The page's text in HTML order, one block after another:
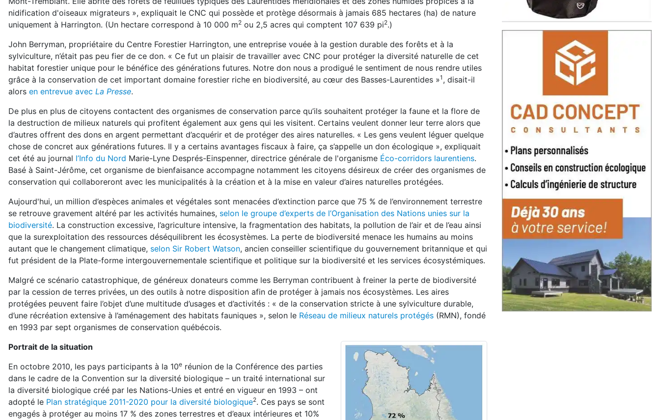
nidification d'oiseaux migrateurs », expliquait le CNC qui possède et protège désormais à jamais 685 hectares (ha) de nature
uniquement à Harrington. (Un hectare correspond à 10 000 m2 ou 2,5 acres qui comptent 107 639 pi2.)
John Berryman, propriétaire du Centre Forestier Harrington, une entreprise vouée à la gestion durable des forêts et à la
sylviculture, n’était pas peu fier de ce don. « Ce fut un plaisir de travailler avec CNC pour protéger la diversité naturelle de cet
habitat forestier unique pour le bénéfice des générations futures. Notre don nous a prodigué le sentiment de nous rendre utiles
grâce à la conservation de cet important domaine forestier riche en biodiversité, au cœur des Basses-Laurentides »1 , disait-il
alors en entrevue avec La Presse.
De plus en plus de citoyens contactent des organismes de conservation parce qu’ils souhaitent protéger la faune et la flore de
la destruction de milieux naturels qui profitent également aux gens qui les visitent. Certains veulent donner leur terre alors que
d’autres offrent des dons en argent permettant d’acquérir et de protéger des aires naturelles. « Les gens veulent léguer quelque
chose de concret aux générations futures. Il y a certains avantages fiscaux à faire, ça s’appelle un don écologique », expliquait
cet été au journal l’Info du Nord Marie-Lyne Després-Einspenner, directrice générale de l'organisme Éco-corridors laurentiens.
Basé à Saint-Jérôme, cet organisme de bienfaisance accompagne notamment les citoyens désireux de créer des organismes de
conservation qui collaboreront avec les municipalités à la création et à la mise en valeur d’aires naturelles protégées.
Aujourd'hui, un million d’espèces animales et végétales sont menacées d’extinction parce que 75 % de l’environnement terrestre
se retrouve gravement altéré par les activités humaines, selon le groupe d’experts de l’Organisation des Nations unies sur la
biodiversité. La construction excessive, l’agriculture intensive, la fragmentation des habitats, la pollution de l’air et de l’eau ainsi
que la surexploitation des ressources déséquilibrent les écosystèmes. La perte de biodiversité menace les humains au moins
autant que le changement climatique, selon Sir Robert Watson, ancien conseiller scientifique du gouvernement britannique et qui
fut président de la Plate-forme intergouvernementale scientifique et politique sur la biodiversité et les services écosystémiques.
Malgré ce scénario catastrophique, de généreux donateurs comme les Berryman contribuent à freiner la perte de biodiversité
par la cession de terres privées, un des outils à notre disposition afin de protéger à jamais nos écosystèmes. Les aires
protégées peuvent faire l’objet d’une multitude d’usages et d’activités : « de la conservation stricte à une sylviculture durable,
d’une récréation extensive à l’aménagement des habitats fauniques », selon le Réseau de milieux naturels protégés (RMN), fondé
en 1993 par sept organismes de conservation québécois.
Portrait de la situation
En octobre 2010, les pays participants à la 10e réunion de la Conférence des parties
dans le cadre de la Convention sur la diversité biologique – un traité international sur
la diversité biologique créé par les Nations-Unies et entré en vigueur en 1993 – ont
adopté le Plan stratégique 2011-2020 pour la diversité biologique2. Ces pays se sont
engagés à protéger au moins 17 % des zones terrestres et d’eaux intérieures et 10%